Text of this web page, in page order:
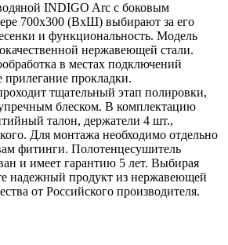
INDIGO Arc с боковым
700х300 (ВхШ) выбирают за его
и функциональность. Модель
нержавеющей стали.
в местах подключений
прилегание прокладки.
тщательный этап полировки,
блеском. В комплектацию
талон, держатели 4 шт.,
Для монтажа необходимо отдельно
фитинги. Полотенцесушитель
и имеет гарантию 5 лет. Выбирая
надежный продукт из нержавеющей
от Российского производителя.